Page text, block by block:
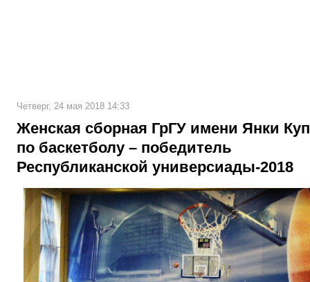
Четверг, 24 мая 2018 14:33
Женская сборная ГрГУ имени Янки
по баскетболу – победитель
Республиканской универсиады-2018